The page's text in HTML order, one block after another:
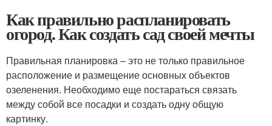
Как правильно распланировать
огород. Как создать сад своей мечты
Правильная планировка – это не только правильное
расположение и размещение основных объектов
озеленения. Необходимо еще постараться связать
между собой все посадки и создать одну общую
картинку.